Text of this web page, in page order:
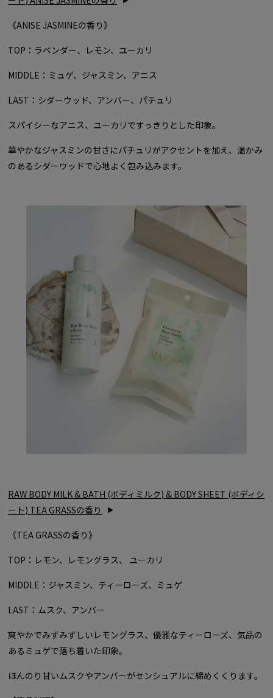
《ANISE JASMINEの香り》
TOP：ラベンダー、レモン、ユーカリ
MIDDLE：ミュゲ、ジャスミン、アニス
LAST：シダーウッド、アンバー、パチュリ
スパイシーなアニス、ユーカリですっきりとした印象。
華やかなジャスミンの甘さにパチュリがアクセントを加え、温かみ
のあるシダーウッドで心地よく包み込みます。
RAW BODY MILK & BATH (ボディミルク) & BODY SHEET (ボディシ
ート) TEA GRASSの香り
《TEA GRASSの香り》
TOP：レモン、レモングラス、 ユーカリ
MIDDLE：ジャスミン、ティーローズ、ミュゲ
LAST：ムスク、アンバー
爽やかでみずみずしいレモングラス、優雅なティーローズ、気品の
あるミュゲで落ち着いた印象。
ほんのり甘いムスクやアンバーがセンシュアルに締めくくります。